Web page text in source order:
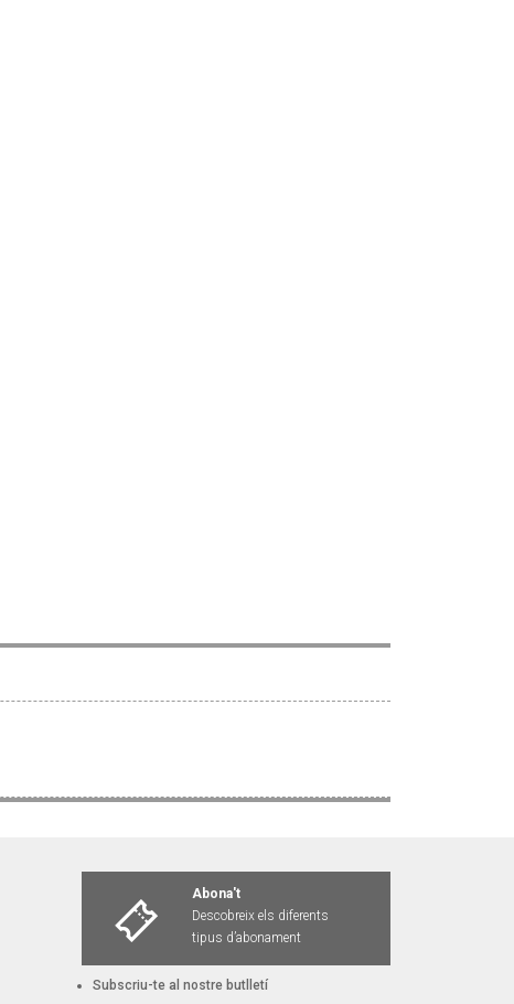
Abona't
Descobreix els diferents
tipus d’abonament
Subscriu-te al nostre butlletí